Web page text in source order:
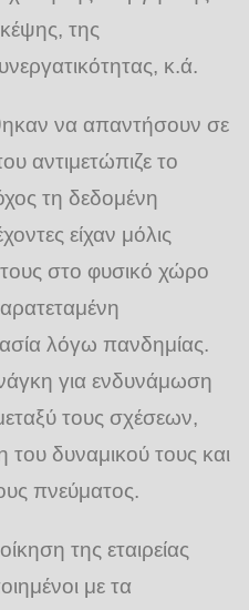
της
κ.ά.
να απαντήσουν σε
αντιμετώπιζε το
τη δεδομένη
είχαν μόλις
στο φυσικό χώρο
λόγω πανδημίας.
για ενδυνάμωση
τους σχέσεων,
του δυναμικού τους και
πνεύματος.
της εταιρείας
με τα